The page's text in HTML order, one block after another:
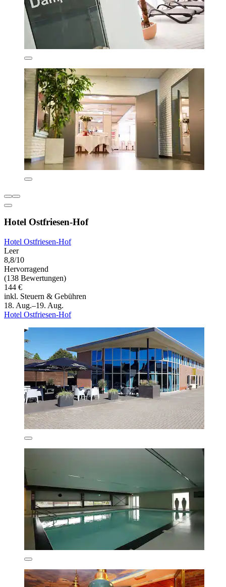
Hotel Ostfriesen-Hof
Hotel Ostfriesen-Hof
Leer
8,8/10
Hervorragend
(138 Bewertungen)
144 €
inkl. Steuern & Gebühren
18. Aug.–19. Aug.
Hotel Ostfriesen-Hof